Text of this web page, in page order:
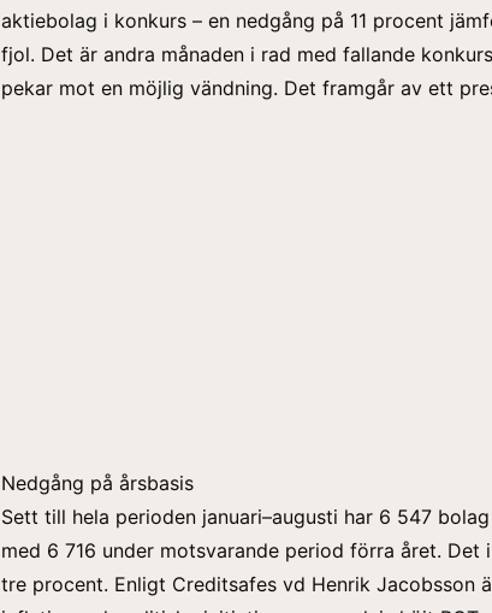
aktiebolag i konkurs – en nedgång på 11 procent
fjol. Det är andra månaden i rad med fallande
pekar mot en möjlig vändning. Det framgår av ett
Nedgång på årsbasis
Sett till hela perioden januari–augusti har 6 547
med 6 716 under motsvarande period förra året. Det
tre procent. Enligt Creditsafes vd Henrik Jacobsson